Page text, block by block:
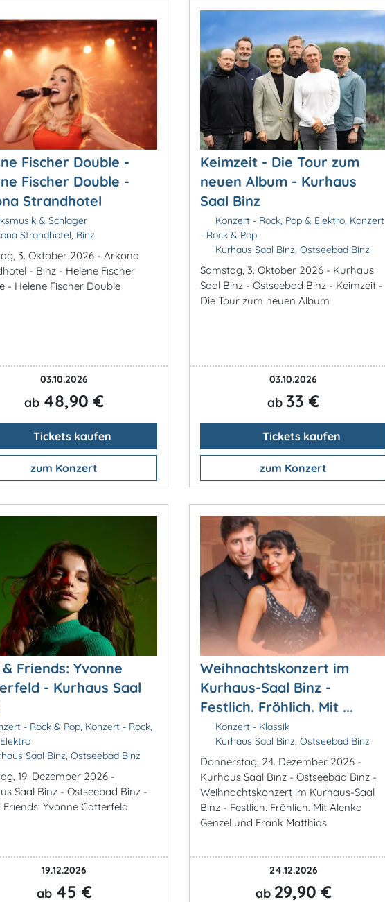
Fischer Double -
Fischer Double -
Strandhotel
& Schlager
Strandhotel, Binz
3. Oktober 2026 - Arkona
- Binz - Helene Fischer
- Helene Fischer Double
03.10.2026
ab 48,90 €
Tickets kaufen
zum Konzert
Keimzeit - Die Tour zum
neuen Album - Kurhaus
Saal Binz
Konzert - Rock, Pop & Elektro, Konzert
- Rock & Pop
Kurhaus Saal Binz, Ostseebad Binz
Samstag, 3. Oktober 2026 - Kurhaus
Saal Binz - Ostseebad Binz - Keimzeit -
Die Tour zum neuen Album
03.10.2026
ab 33 €
Tickets kaufen
zum Konzert
& Friends: Yvonne
- Kurhaus Saal
- Rock & Pop, Konzert - Rock,
Saal Binz, Ostseebad Binz
19. Dezember 2026 -
Saal Binz - Ostseebad Binz -
Friends: Yvonne Catterfeld
19.12.2026
ab 45 €
Weihnachtskonzert im
Kurhaus-Saal Binz -
Festlich. Fröhlich. Mit ...
Konzert - Klassik
Kurhaus Saal Binz, Ostseebad Binz
Donnerstag, 24. Dezember 2026 -
Kurhaus Saal Binz - Ostseebad Binz -
Weihnachtskonzert im Kurhaus-Saal
Binz - Festlich. Fröhlich. Mit Alenka
Genzel und Frank Matthias.
24.12.2026
ab 29,90 €